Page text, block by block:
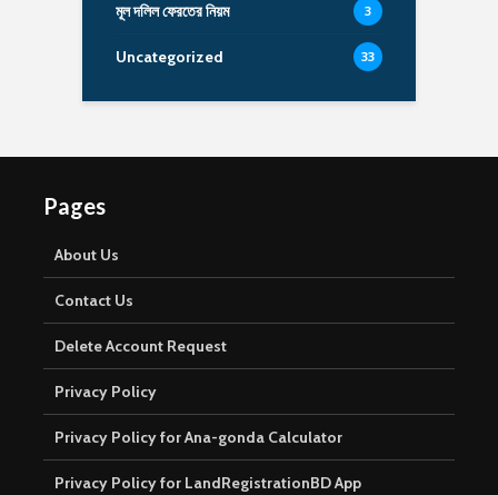
মূল দলিল ফেরতের নিয়ম 3
Uncategorized 33
Pages
About Us
Contact Us
Delete Account Request
Privacy Policy
Privacy Policy for Ana-gonda Calculator
Privacy Policy for LandRegistrationBD App